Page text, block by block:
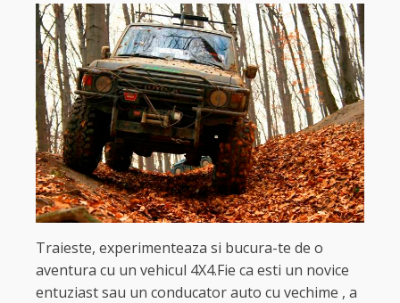
Traieste, experimenteaza si bucura-te de o
aventura cu un vehicul 4X4.Fie ca esti un novice
entuziast sau un conducator auto cu vechime , a